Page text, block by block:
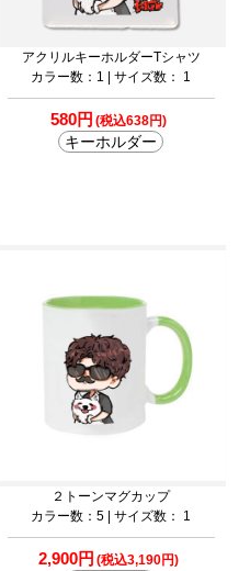
アクリルキーホルダーTシャツ
カラー数：1 | サイズ数： 1
580円 (税込638円)
キーホルダー
２トーンマグカップ
カラー数：5 | サイズ数： 1
2,900円 (税込3,190円)